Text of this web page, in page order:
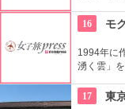
16
モ
1994年に
湧く雲」
ーヨー）
ろんな角
17 東